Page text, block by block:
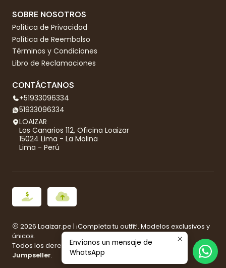
SOBRE NOSOTROS
Política de Privacidad
Política de Reembolso
Términos y Condiciones
Libro de Reclamaciones
CONTÁCTANOS
+51933096334
51933096334
LOAIZAR
Los Canarios 112, Oficina Loaizar
15024 Lima - La Molina
Lima - Perú
2026 Loaizar.pe | ¡Completa tu outfit!. Modelos exclusivos y
únicos.
Todos los derechos reservados.Desarrollado por
Jumpseller.
Envíanos un mensaje de
WhatsApp